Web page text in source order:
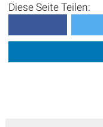
Diese Seite Teilen: